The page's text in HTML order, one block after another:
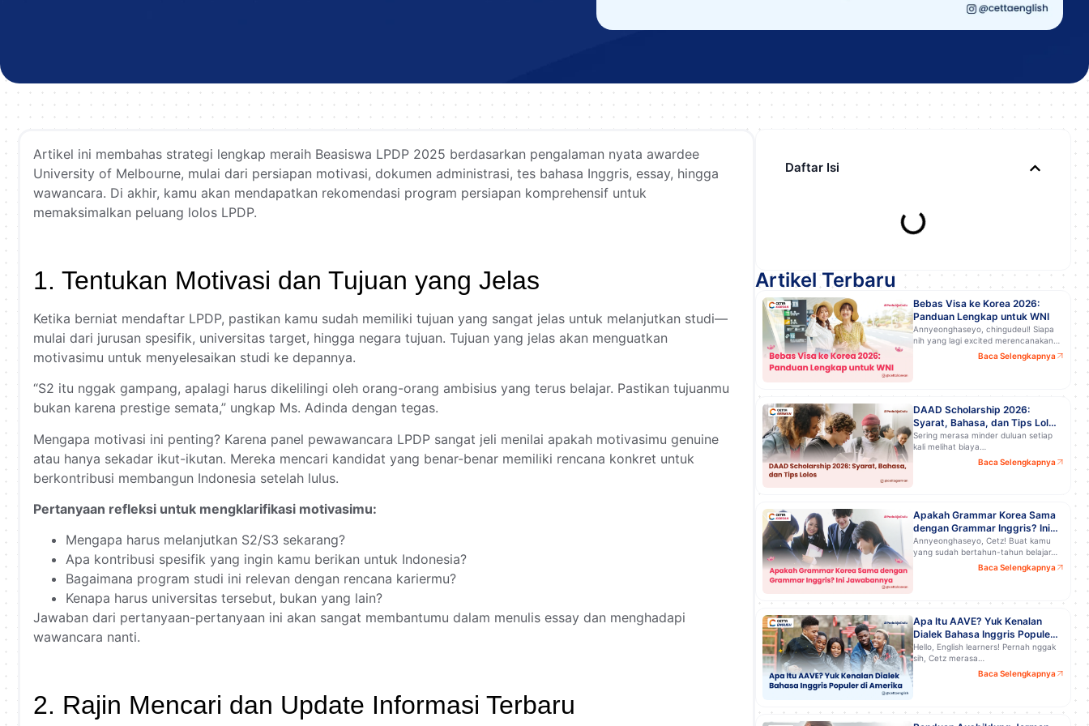
Artikel ini membahas strategi lengkap meraih Beasiswa LPDP 2025 berdasarkan pengalaman nyata awardee
University of Melbourne, mulai dari persiapan motivasi, dokumen administrasi, tes bahasa Inggris, essay, hingga
wawancara. Di akhir, kamu akan mendapatkan rekomendasi program persiapan komprehensif untuk
memaksimalkan peluang lolos LPDP.
1. Tentukan Motivasi dan Tujuan yang Jelas
Ketika berniat mendaftar LPDP, pastikan kamu sudah memiliki tujuan yang sangat jelas untuk melanjutkan studi—
mulai dari jurusan spesifik, universitas target, hingga negara tujuan. Tujuan yang jelas akan menguatkan
motivasimu untuk menyelesaikan studi ke depannya.
“S2 itu nggak gampang, apalagi harus dikelilingi oleh orang-orang ambisius yang terus belajar. Pastikan tujuanmu
bukan karena prestige semata,” ungkap Ms. Adinda dengan tegas.
Mengapa motivasi ini penting? Karena panel pewawancara LPDP sangat jeli menilai apakah motivasimu genuine
atau hanya sekadar ikut-ikutan. Mereka mencari kandidat yang benar-benar memiliki rencana konkret untuk
berkontribusi membangun Indonesia setelah lulus.
Pertanyaan refleksi untuk mengklarifikasi motivasimu:
Mengapa harus melanjutkan S2/S3 sekarang?
Apa kontribusi spesifik yang ingin kamu berikan untuk Indonesia?
Bagaimana program studi ini relevan dengan rencana kariermu?
Kenapa harus universitas tersebut, bukan yang lain?
Jawaban dari pertanyaan-pertanyaan ini akan sangat membantumu dalam menulis essay dan menghadapi
wawancara nanti.
2. Rajin Mencari dan Update Informasi Terbaru
Daftar Isi
Artikel Terbaru
Bebas Visa ke Korea 2026:
Panduan Lengkap untuk WNI
Annyeonghaseyo, chingudeul! Siapa
nih yang lagi excited merencanakan…
Baca Selengkapnya
DAAD Scholarship 2026:
Syarat, Bahasa, dan Tips Lolos
Kuliah Gratis di Jerman!
Sering merasa minder duluan setiap
kali melihat biaya…
Baca Selengkapnya
Apakah Grammar Korea Sama
dengan Grammar Inggris? Ini
Jawabannya
Annyeonghaseyo, Cetz! Buat kamu
yang sudah bertahun-tahun belajar…
Baca Selengkapnya
Apa Itu AAVE? Yuk Kenalan
Dialek Bahasa Inggris Populer
di Amerika
Hello, English learners! Pernah nggak
sih, Cetz merasa…
Baca Selengkapnya